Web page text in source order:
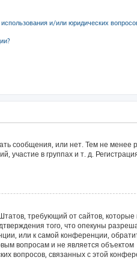
и/или юридических
сообщения, или нет. Тем не менее
в группах и т. д.
требующий от сайтов, которые
того, что опекуны
или к самой конференции,
вопросам и не является объектом
вопросов, связанных с этой